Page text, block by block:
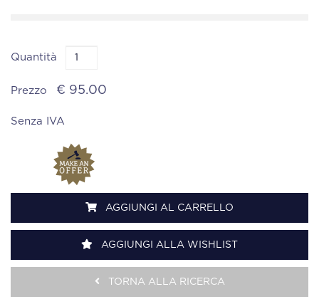
Quantità
Prezzo € 95.00
Senza IVA
AGGIUNGI AL CARRELLO
AGGIUNGI ALLA WISHLIST
TORNA ALLA RICERCA